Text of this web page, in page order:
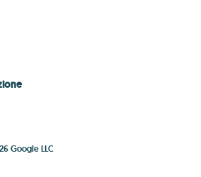
Google LLC